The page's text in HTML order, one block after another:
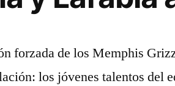
forzada de los Memphis
los jóvenes talentos del